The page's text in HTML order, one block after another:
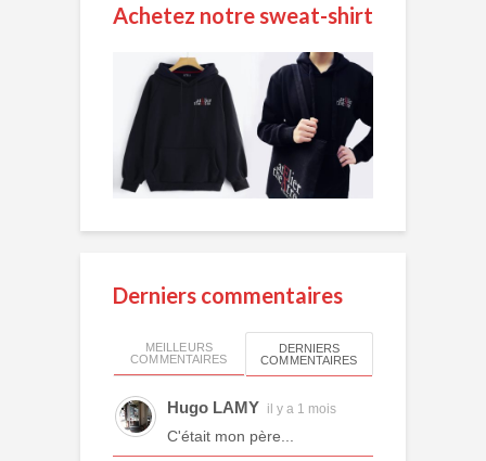
Achetez notre sweat-shirt
Derniers commentaires
MEILLEURS
COMMENTAIRES
DERNIERS
COMMENTAIRES
Hugo LAMY il y a 1 mois
C'était mon père...